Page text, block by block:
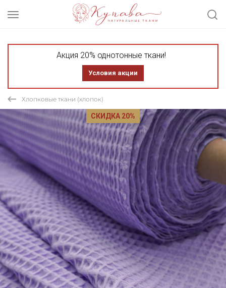
Акция 20% однотонные ткани!
Условия акции
Хлопковые ткани (хлопок)
СКИДКА 20%